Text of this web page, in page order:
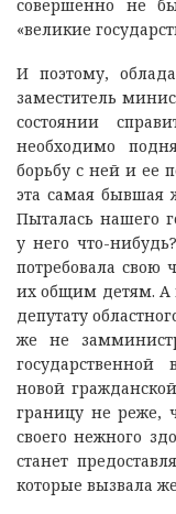
совершенно не
«великие
И поэтому,
заместитель
состоянии
необходимо
борьбу с ней и ее
эта самая бывшая
Пыталась нашего
у него что-
потребовала свою
их общим детям. А
депутату
же не
новой
границу не реже,
своего нежного
станет
которые вызвала